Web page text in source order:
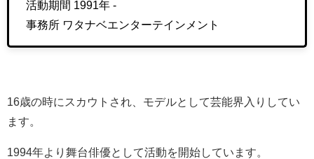
活動期間 1991年 -
事務所 ワタナベエンターテインメント
16歳の時にスカウトされ、モデルとして芸能界入りしてい
ます。
1994年より舞台俳優として活動を開始しています。